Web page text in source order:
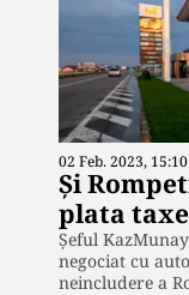
02 Feb. 2023, 15:10
Și
plata
Șeful
negociat cu
neincludere a